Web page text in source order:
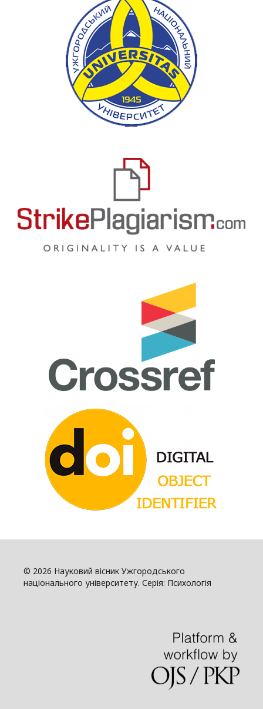
© 2026 Науковий вісник Ужгородського
національного університету. Серія: Психологія